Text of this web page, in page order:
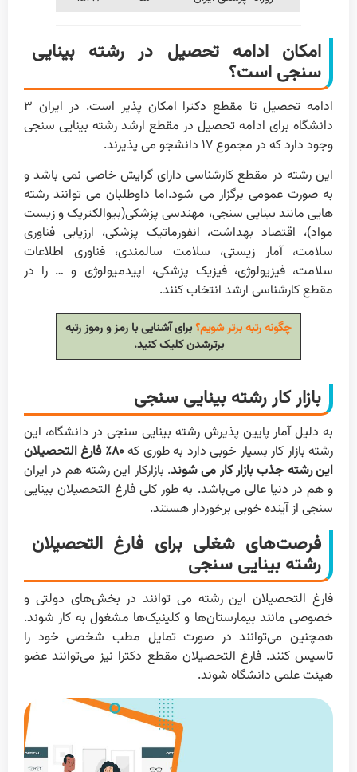
امکان ادامه تحصیل در رشته بینایی
سنجی است؟
ادامه تحصیل تا مقطع دکترا امکان پذیر است. در ایران ۳
دانشگاه برای ادامه تحصیل در مقطع ارشد رشته بینایی سنجی
وجود دارد که در مجموع ۱۷ دانشجو می پذیرند.
این رشته در مقطع کارشناسی دارای گرایش خاصی نمی باشد و
به صورت عمومی برگزار می شود.اما داوطلبان می توانند رشته
هایی مانند بینایی سنجی، مهندسی پزشکی(بیوالکتریک و زیست
مواد)، اقتصاد بهداشت، انفورماتیک پزشکی، ارزیابی فناوری
سلامت، آمار زیستی، سلامت سالمندی، فناوری اطلاعات
سلامت، فیزیولوژی، فیزیک پزشکی، اپیدمیولوژی و … را در
مقطع کارشناسی ارشد انتخاب کنند.
چگونه رتبه برتر شویم؟برای آشنایی با رمز و رموز رتبه
برترشدن کلیک کنید.
بازار کار رشته بینایی سنجی
به دلیل آمار پایین پذیرش رشته بینایی سنجی در دانشگاه، این
رشته بازار کار بسیار خوبی دارد به طوری که۸۰٪
فارغ التحصیلان
این رشته جذب بازار کار می شوند. بازار‌کار این رشته هم در ایران
و هم در دنیا عالی می‌باشد. به طور کلی فارغ التحصیلان بینایی
سنجی از آینده خوبی برخوردار هستند.
فرصت‌های شغلی برای فارغ التحصیلان
رشته بینایی سنجی
فارغ التحصیلان این رشته می توانند در بخش‌های دولتی و
خصوصی مانند بیمارستان‌ها و کلینیک‌ها مشغول به کار شوند.
همچنین می‌توانند در صورت تمایل مطب شخصی خود را
تاسیس کنند. فارغ التحصیلان مقطع دکترا نیز می‌توانند عضو
هیئت علمی دانشگاه شوند.